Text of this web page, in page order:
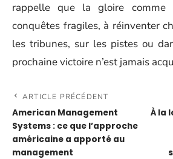
rappelle que la gloire comme
conquêtes fragiles, à réinventer
les tribunes, sur les pistes ou
prochaine victoire n’est jamais
ARTICLE PRÉCÉDENT
American Management
Systems : ce que l’approche
américaine a apporté au
management
À la